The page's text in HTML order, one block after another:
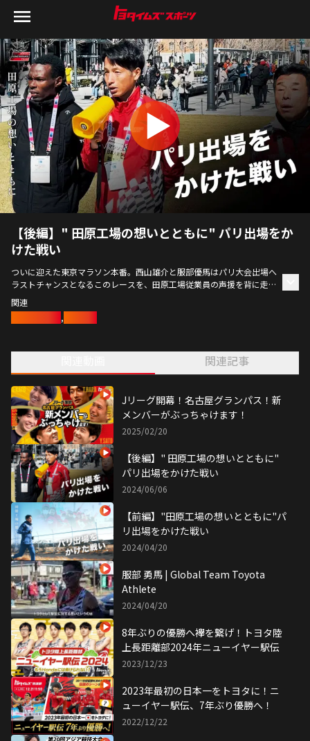
【後編】" 田原工場の想いとともに" パリ出場をか
けた戦い
ついに迎えた東京マラソン本番。西山雄介と服部優馬はパリ大会出場へ
ラストチャンスとなるこのレースを、田原工場従業員の声援を背に走り
抜けた。ゴールのその先で、それぞれが想うこと、そして田原工場従業
員と選手の絆に迫る。
関連
,
関連記事
Jリーグ開幕！名古屋グランパス！新
メンバーがぶっちゃけます！
2025/02/20
【後編】" 田原工場の想いとともに"
パリ出場をかけた戦い
2024/06/06
【前編】"田原工場の想いとともに"パ
リ出場をかけた戦い
2024/04/20
服部 勇馬 | Global Team Toyota
Athlete
2024/04/20
8年ぶりの優勝へ襷を繋げ！トヨタ陸
上長距離部2024年ニューイヤー駅伝
2023/12/23
2023年最初の日本一をトヨタに！ニ
ューイヤー駅伝、7年ぶり優勝へ！
2022/12/22